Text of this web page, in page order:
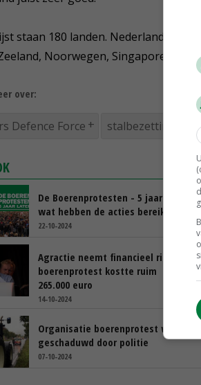
staan 180 landen. Nederland komt
Noorwegen, Singapore,
over:
Defence Force stalbezetting
De Boerenprotesten - 5 jaar later:
wat hebben de acties bereikt?
22-10-2024
Agractie neemt financieel risico,
boerenprotest kostte ruim
265.000 euro
14-10-2024
Organisatie boerenprotest werd
geschaduwd door politie
07-10-2024